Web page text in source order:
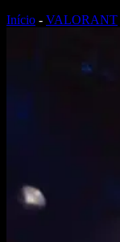
Início - VALORANT